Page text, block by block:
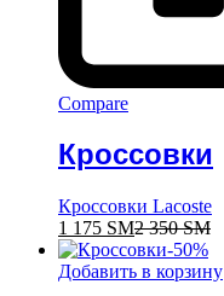
Compare
Кроссовки
Кроссовки Lacoste
1 175 ЅМ2 350ЅМ
-50%
Добавить в корзину